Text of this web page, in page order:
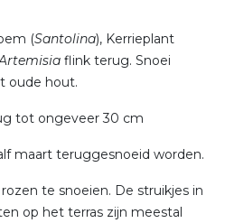
(Santolina), Kerrieplant
flink terug. Snoei
oude hout.
tot ongeveer 30 cm
maart teruggesnoeid worden.
te snoeien. De struikjes in
op het terras zijn meestal